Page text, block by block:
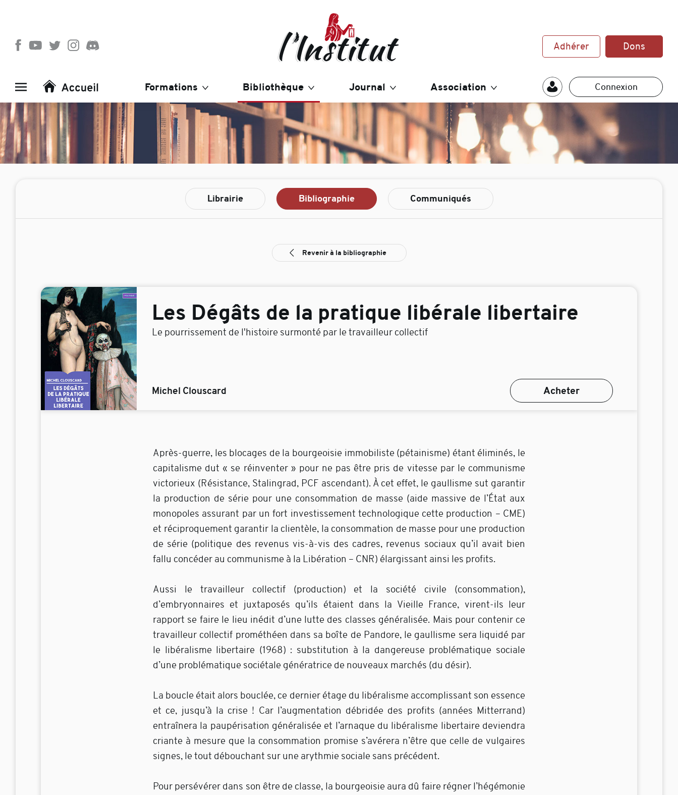
Adhérer Dons
Formations Bibliothèque Journal Association Connexion
Librairie Bibliographie Communiqués
Revenir à la bibliographie
Les Dégâts de la pratique libérale libertaire
Le pourrissement de l'histoire surmonté par le travailleur collectif
Michel Clouscard Acheter
Après-guerre, les blocages de la bourgeoisie immobiliste (pétainisme) étant éliminés, le
capitalisme dut « se réinventer » pour ne pas être pris de vitesse par le communisme
victorieux (Résistance, Stalingrad, PCF ascendant). À cet effet, le gaullisme sut garantir
la production de série pour une consommation de masse (aide massive de l’État aux
monopoles assurant par un fort investissement technologique cette production – CME)
et réciproquement garantir la clientèle, la consommation de masse pour une production
de série (politique des revenus vis-à-vis des cadres, revenus sociaux qu’il avait bien
fallu concéder au communisme à la Libération – CNR) élargissant ainsi les profits.
Aussi le travailleur collectif (production) et la société civile (consommation),
d’embryonnaires et juxtaposés qu’ils étaient dans la Vieille France, virent-ils leur
rapport se faire le lieu inédit d’une lutte des classes généralisée. Mais pour contenir ce
travailleur collectif prométhéen dans sa boîte de Pandore, le gaullisme sera liquidé par
le libéralisme libertaire (1968) : substitution à la dangereuse problématique sociale
d’une problématique sociétale génératrice de nouveaux marchés (du désir).
La boucle était alors bouclée, ce dernier étage du libéralisme accomplissant son essence
et ce, jusqu’à la crise ! Car l’augmentation débridée des profits (années Mitterrand)
entraînera la paupérisation généralisée et l’arnaque du libéralisme libertaire deviendra
criante à mesure que la consommation promise s’avérera n’être que celle de vulgaires
signes, le tout débouchant sur une arythmie sociale sans précédent.
Pour persévérer dans son être de classe, la bourgeoisie aura dû faire régner l’hégémonie